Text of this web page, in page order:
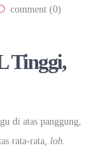
comment (0)
Tinggi,
di atas panggung,
rata-rata, loh.